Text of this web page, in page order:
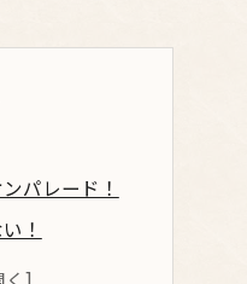
パレード！
！